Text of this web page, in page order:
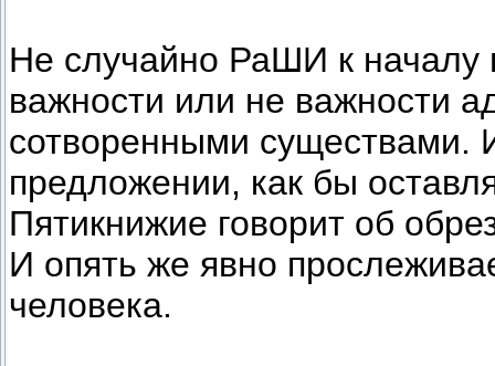
Не случайно РаШИ к началу
важности или не важности
сотворенными существами.
предложении, как бы
Пятикнижие говорит об
И опять же явно
человека.